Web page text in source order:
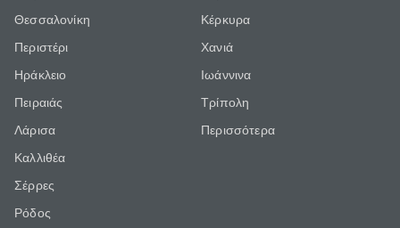
Θεσσαλονίκη
Περιστέρι
Ηράκλειο
Πειραιάς
Λάρισα
Καλλιθέα
Σέρρες
Ρόδος
Κέρκυρα
Χανιά
Ιωάννινα
Τρίπολη
Περισσότερα